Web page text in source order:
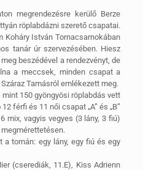
megrendezésre kerülő Berze
röplabdázni szerető csapatai.
Koháry István Tornacsarnokában
tanár úr szervezésében. Hiesz
beszédével a rendezvényt, de
a meccsek, minden csapat a
Tamásról emlékezett meg.
150 gyöngyösi röplabdás vett
férfi és 11 női csapat „A” és „B”
mix, vagyis vegyes (3 lány, 3 fiú)
a tornán: egy lány, egy fiú és egy
(cserediák, 11.E), Kiss Adrienn